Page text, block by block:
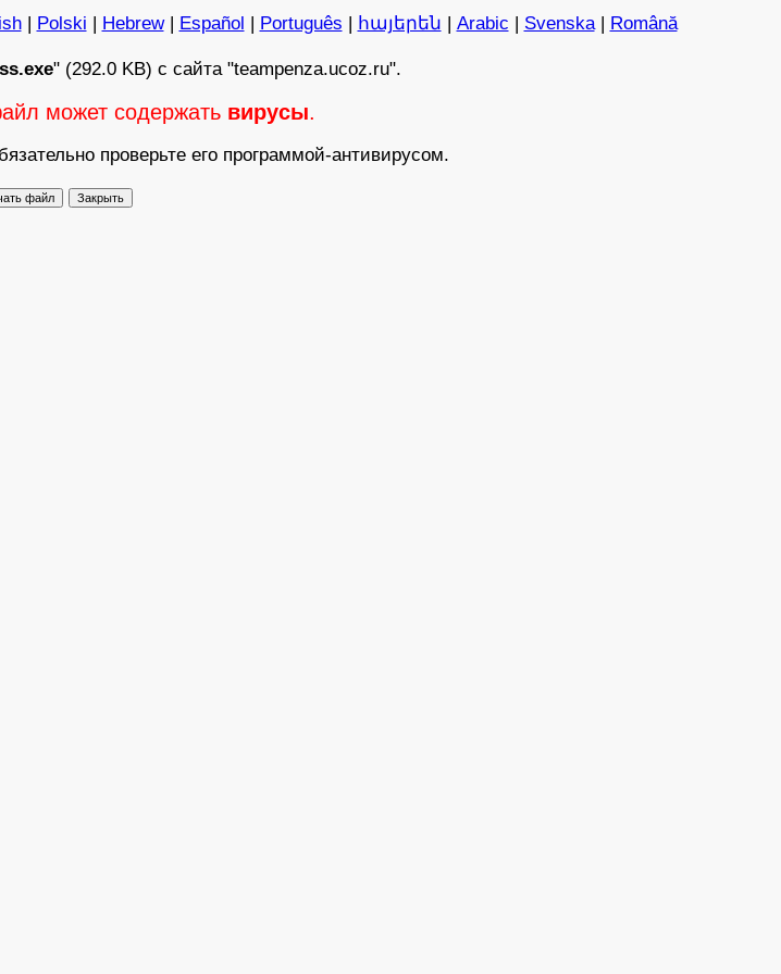
| Polski | Hebrew| Español | Português | հայերեն | Arabic | Svenska| Română
" (292.0 KB) с сайта "teampenza.ucoz.ru".
может содержать вирусы.
проверьте его программой-антивирусом.